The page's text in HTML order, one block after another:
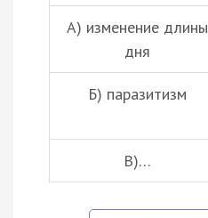
А) изменение длины
дня
Б) паразитизм
В)…